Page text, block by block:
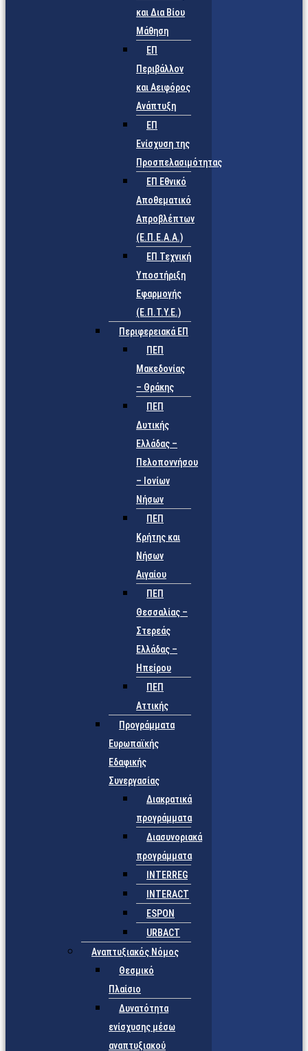
και Δια Βίου
Μάθηση
ΕΠ
Περιβάλλον
και Αειφόρος
Ανάπτυξη
ΕΠ
Ενίσχυση της
Προσπελασιμότητας
ΕΠ Εθνικό
Αποθεματικό
Απροβλέπτων
(Ε.Π.Ε.Α.Α.)
ΕΠ Τεχνική
Υποστήριξη
Εφαρμογής
(Ε.Π.Τ.Υ.Ε.)
Περιφερειακά ΕΠ
ΠΕΠ
Μακεδονίας
– Θράκης
ΠΕΠ
Δυτικής
Ελλάδας –
Πελοποννήσου
– Ιονίων
Νήσων
ΠΕΠ
Κρήτης και
Νήσων
Αιγαίου
ΠΕΠ
Θεσσαλίας –
Στερεάς
Ελλάδας –
Ηπείρου
ΠΕΠ
Αττικής
Προγράμματα
Ευρωπαϊκής
Εδαφικής
Συνεργασίας
Διακρατικά
προγράμματα
Διασυνοριακά
προγράμματα
INTERREG
INTERACT
ESPON
URBACT
Αναπτυξιακός Νόμος
Θεσμικό
Πλαίσιο
Δυνατότητα
ενίσχυσης μέσω
αναπτυξιακού